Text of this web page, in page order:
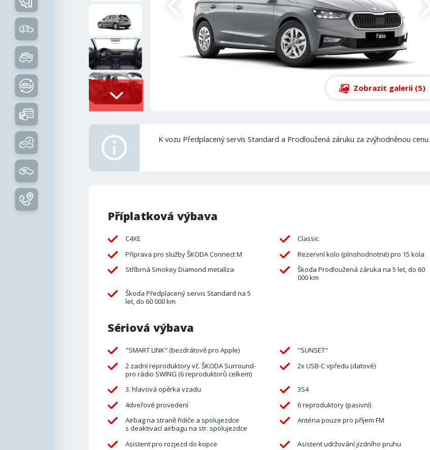
Zobrazit galerii (5)
K vozu Předplacený servis Standard a Prodloužená záruku za zvýhodněnou cenu.
Příplatková výbava
C4XE
Classic
Příprava pro služby ŠKODA Connect M
Rezervní kolo (plnohodnotné) pro 15 kola
Stříbrná Smokey Diamond metalíza
Škoda Prodloužená záruka na 5 let, do 60
000 km
Škoda Předplacený servis Standard na 5
let, do 60 000 km
Sériová výbava
"SMART LINK" (bezdrátově pro Apple)
"SUNSET"
2 zadní reproduktory vč. ŠKODA Surround-
pro rádio SWING (6 reproduktorů celkem)
2x USB-C vpředu (datové)
3. hlavová opěrka vzadu
3S4
4dveřové provedení
6 reproduktory (pasivní)
Airbag na straně řidiče a spolujezdce
s deaktivací airbagu na str. spolujezdce
Anténa pouze pro příjem FM
Asistent pro rozjezd do kopce
Asistent udržování jízdního pruhu